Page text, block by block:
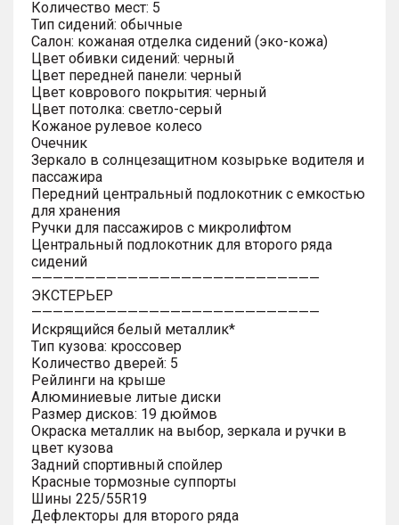
Количество мест: 5
Тип сидений: обычные
Салон: кожаная отделка сидений (эко-кожа)
Цвет обивки сидений: черный
Цвет передней панели: черный
Цвет коврового покрытия: черный
Цвет потолка: светло-серый
Кожаное рулевое колесо
Очечник
Зеркало в солнцезащитном козырьке водителя и
пассажира
Передний центральный подлокотник с емкостью
для хранения
Ручки для пассажиров с микролифтом
Центральный подлокотник для второго ряда
сидений
———————————————————————————
ЭКСТЕРЬЕР
———————————————————————————
Искрящийся белый металлик*
Тип кузова: кроссовер
Количество дверей: 5
Рейлинги на крыше
Алюминиевые литые диски
Размер дисков: 19 дюймов
Окраска металлик на выбор, зеркала и ручки в
цвет кузова
Задний спортивный спойлер
Красные тормозные суппорты
Шины 225/55R19
Дефлекторы для второго ряда